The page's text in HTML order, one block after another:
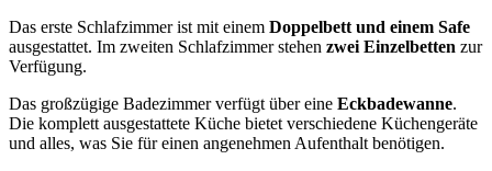
Das erste Schlafzimmer ist mit einem Doppelbett und einem Safe
ausgestattet. Im zweiten Schlafzimmer stehen zwei Einzelbetten zur
Verfügung.
Das großzügige Badezimmer verfügt über eine Eckbadewanne.
Die komplett ausgestattete Küche bietet verschiedene Küchengeräte
und alles, was Sie für einen angenehmen Aufenthalt benötigen.